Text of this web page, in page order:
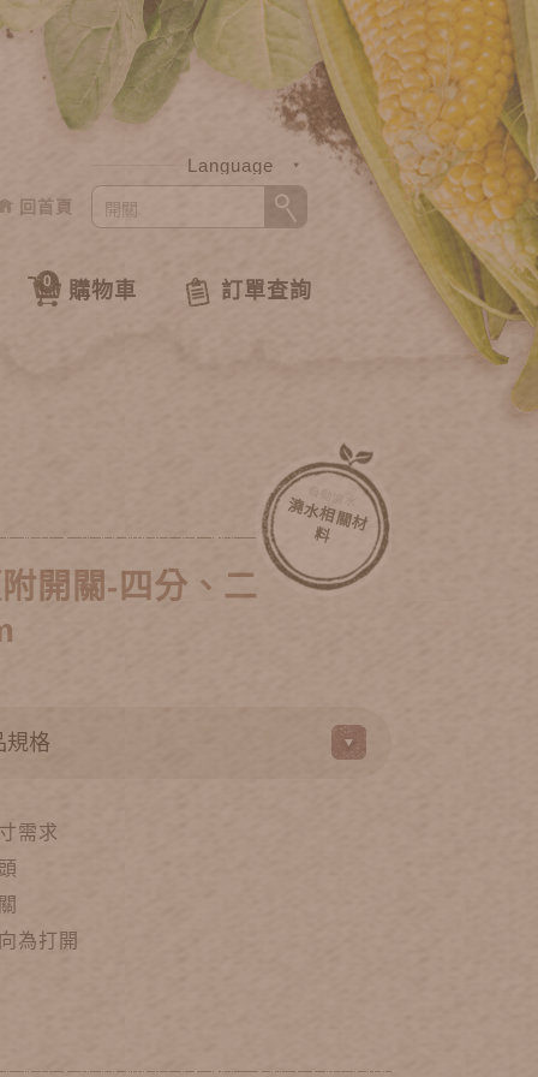
購物車
0 訂單查詢
回首頁
Language
自動澆水
澆
水
相
關
材
料
開關-四分、二
需求
為打開